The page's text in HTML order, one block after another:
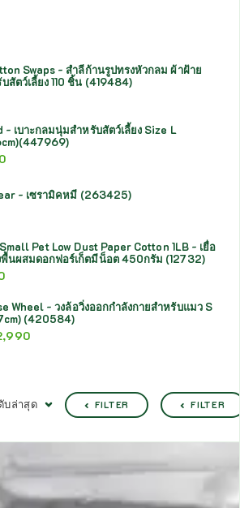
Swaps - สำลีก้านรูปทรงหัวกลม ผ้าฝ้าย
สัตว์เลี้ยง 110 ชิ้น (419484)
- เบาะกลมนุ่มสำหรับสัตว์เลี้ยง Size L
- เซรามิคหมี (263425)
Pet Low Dust Paper Cotton 1LB - เยื่อ
พื้นผสมดอกฟอร์เก็ตมีน็อต 450กรัม (12732)
Wheel - วงล้อวิ่งออกกำลังกายสำหรับแมว S
(420584)
บล่าสุด FILTER FILTER